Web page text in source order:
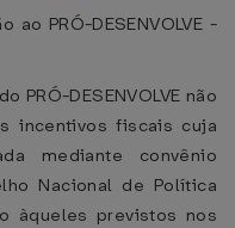
PRÓ-DESENVOLVE -
PRÓ-DESENVOLVE não
incentivos fiscais cuja
mediante convênio
Nacional de Política
àqueles previstos nos